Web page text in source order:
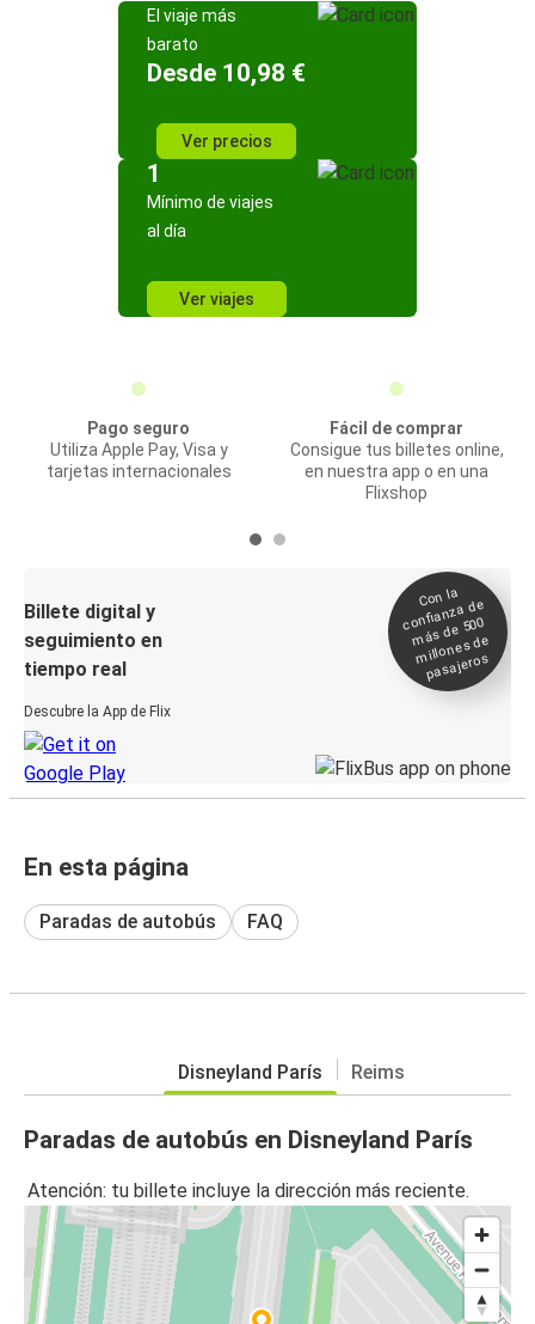
El viaje más
barato
Desde 10,98 €
Ver precios
1
Mínimo de viajes
al día
Ver viajes
Pago seguro
Utiliza Apple Pay, Visa y
tarjetas internacionales
Fácil de comprar
Consigue tus billetes online,
en nuestra app o en una
Flixshop
Billete digital y
seguimiento en
tiempo real
Descubre la App de Flix
Con la
confianza de
más de 500
millones de
pasajeros
En esta página
Paradas de autobús FAQ
Disneyland París Reims
Paradas de autobús en Disneyland París
Atención: tu billete incluye la dirección más reciente.